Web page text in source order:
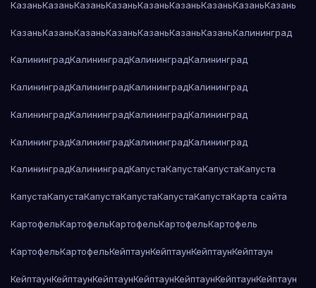
КазаньКазаньКазаньКазаньКазаньКазаньКазаньКазаньКазань
КазаньКазаньКазаньКазаньКазаньКазаньКазаньКалининград
КалининградКалининградКалининградКалининград
КалининградКалининградКалининградКалининград
КалининградКалининградКалининградКалининград
КалининградКалининградКалининградКалининград
КалининградКалининградКапустаКапустаКапустаКапуста
КапустаКапустаКапустаКапустаКапустаКапустаКарта сайта
КартофельКартофельКартофельКартофельКартофель
КартофельКартофельКейптаунКейптаунКейптаунКейптаун
КейптаунКейптаунКейптаунКейптаунКейптаунКейптаунКейптаун